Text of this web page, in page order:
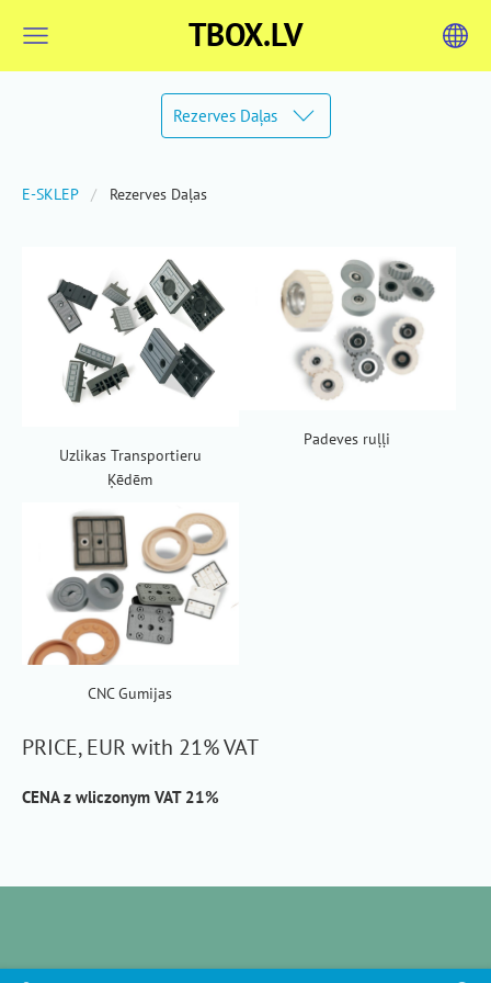
TBOX.LV
Rezerves Daļas
PRICE, EUR with 21% VAT
CENA z wliczonym VAT 21%
E-SKLEP Rezerves Daļas
Uzlikas Transportieru
Ķēdēm
Padeves ruļļi
CNC Gumijas